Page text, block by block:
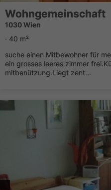
Wohngemeinschaft
1030 Wien
· 40 m²
suche einen Mitbewohner für
ein grosses leeres zimmer
mitbenützung.Liegt zent...